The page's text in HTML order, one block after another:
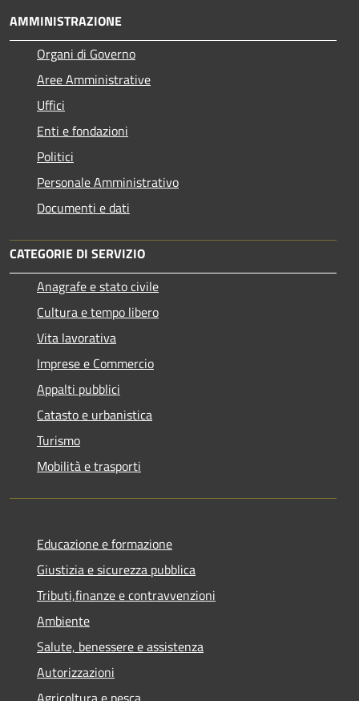
AMMINISTRAZIONE
Organi di Governo
Aree Amministrative
Uffici
Enti e fondazioni
Politici
Personale Amministrativo
Documenti e dati
CATEGORIE DI SERVIZIO
Anagrafe e stato civile
Cultura e tempo libero
Vita lavorativa
Imprese e Commercio
Appalti pubblici
Catasto e urbanistica
Turismo
Mobilità e trasporti
Educazione e formazione
Giustizia e sicurezza pubblica
Tributi,finanze e contravvenzioni
Ambiente
Salute, benessere e assistenza
Autorizzazioni